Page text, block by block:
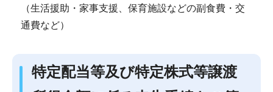
（生活援助・家事支援、保育施設などの副食費・交
通費など）
特定配当等及び特定株式等譲渡